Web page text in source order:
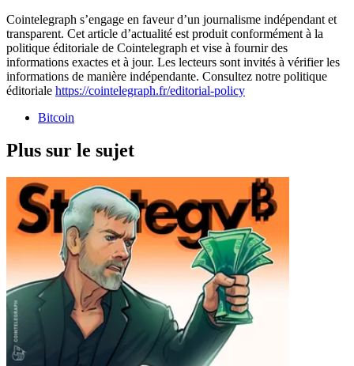
Cointelegraph s’engage en faveur d’un journalisme indépendant et
transparent. Cet article d’actualité est produit conformément à la
politique éditoriale de Cointelegraph et vise à fournir des
informations exactes et à jour. Les lecteurs sont invités à vérifier les
informations de manière indépendante. Consultez notre politique
éditoriale https://cointelegraph.fr/editorial-policy
Bitcoin
Plus sur le sujet